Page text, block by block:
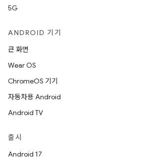
5G
ANDROID 기기
큰 화면
Wear OS
ChromeOS 기기
자동차용 Android
Android TV
출시
Android 17